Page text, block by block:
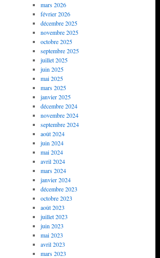
mars 2026
février 2026
décembre 2025
novembre 2025
octobre 2025
septembre 2025
juillet 2025
juin 2025
mai 2025
mars 2025
janvier 2025
décembre 2024
novembre 2024
septembre 2024
août 2024
juin 2024
mai 2024
avril 2024
mars 2024
janvier 2024
décembre 2023
octobre 2023
août 2023
juillet 2023
juin 2023
mai 2023
avril 2023
mars 2023